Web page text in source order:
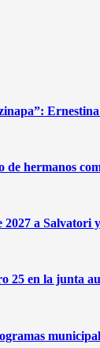
de hermanos
2027 a Salvatori
25 en la junta